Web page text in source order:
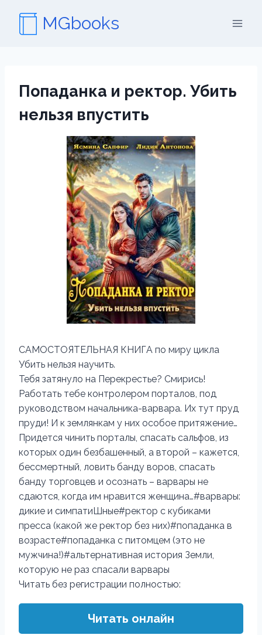
содержимому
MGbooks
Попаданка и ректор. Убить
нельзя впустить
САМОСТОЯТЕЛЬНАЯ КНИГА по миру цикла
Убить нельзя научить.
Тебя затянуло на Перекрестье? Смирись!
Работать тебе контролером порталов, под
руководством начальника-варвара. Их тут пруд
пруди! И к землянкам у них особое притяжение…
Придется чинить порталы, спасать сальфов, из
которых один безбашенный, а второй – кажется,
бессмертный, ловить банду воров, спасать
банду торговцев и осознать – варвары не
сдаются, когда им нравится женщина…#варвары:
дикие и симпатиШные#ректор с кубиками
пресса (какой же ректор без них)#попаданка в
возрасте#попаданка с питомцем (это не
мужчина!)#альтернативная история Земли,
которую не раз спасали варвары
Читать без регистрации полностью:
Читать онлайн